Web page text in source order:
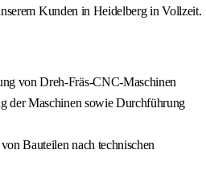
Kunden in Heidelberg in Vollzeit.
von Dreh-Fräs-CNC-Maschinen
der Maschinen sowie Durchführung
Bauteilen nach technischen